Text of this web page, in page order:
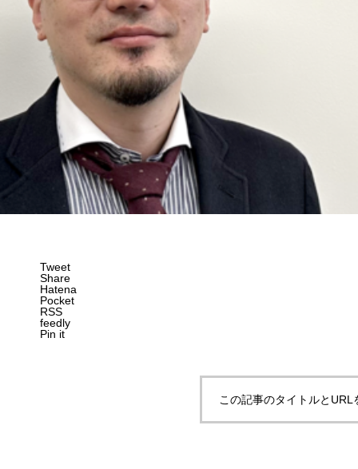
Tweet
Share
Hatena
Pocket
RSS
feedly
Pin it
この記事のタイトルとURL